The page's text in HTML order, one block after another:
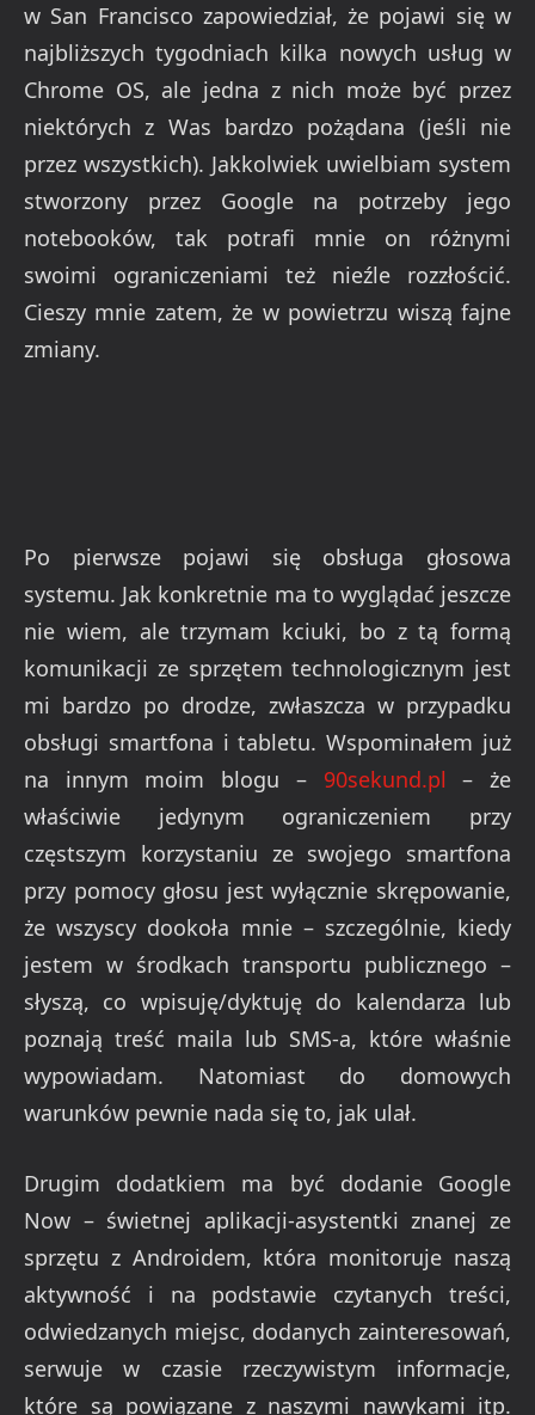
w San Francisco zapowiedział, że pojawi się w
najbliższych tygodniach kilka nowych usług w
Chrome OS, ale jedna z nich może być przez
niektórych z Was bardzo pożądana (jeśli nie
przez wszystkich). Jakkolwiek uwielbiam system
stworzony przez Google na potrzeby jego
notebooków, tak potrafi mnie on różnymi
swoimi ograniczeniami też nieźle rozzłościć.
Cieszy mnie zatem, że w powietrzu wiszą fajne
zmiany.
Po pierwsze pojawi się obsługa głosowa
systemu. Jak konkretnie ma to wyglądać jeszcze
nie wiem, ale trzymam kciuki, bo z tą formą
komunikacji ze sprzętem technologicznym jest
mi bardzo po drodze, zwłaszcza w przypadku
obsługi smartfona i tabletu. Wspominałem już
na innym moim blogu – 90sekund.pl – że
właściwie jedynym ograniczeniem przy
częstszym korzystaniu ze swojego smartfona
przy pomocy głosu jest wyłącznie skrępowanie,
że wszyscy dookoła mnie – szczególnie, kiedy
jestem w środkach transportu publicznego –
słyszą, co wpisuję/dyktuję do kalendarza lub
poznają treść maila lub SMS-a, które właśnie
wypowiadam. Natomiast do domowych
warunków pewnie nada się to, jak ulał.
Drugim dodatkiem ma być dodanie Google
Now – świetnej aplikacji-asystentki znanej ze
sprzętu z Androidem, która monitoruje naszą
aktywność i na podstawie czytanych treści,
odwiedzanych miejsc, dodanych zainteresowań,
serwuje w czasie rzeczywistym informacje,
które są powiązane z naszymi nawykami itp.